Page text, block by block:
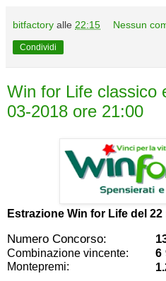
bitfactory alle 22:15 Nessun
Condividi
Win for Life classico
03-2018 ore 21:00
Estrazione Win for Life del 22
Numero Concorso:
Combinazione vincente:
6
Montepremi: